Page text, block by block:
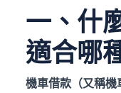
一、什
適合哪
機車借款（又稱機